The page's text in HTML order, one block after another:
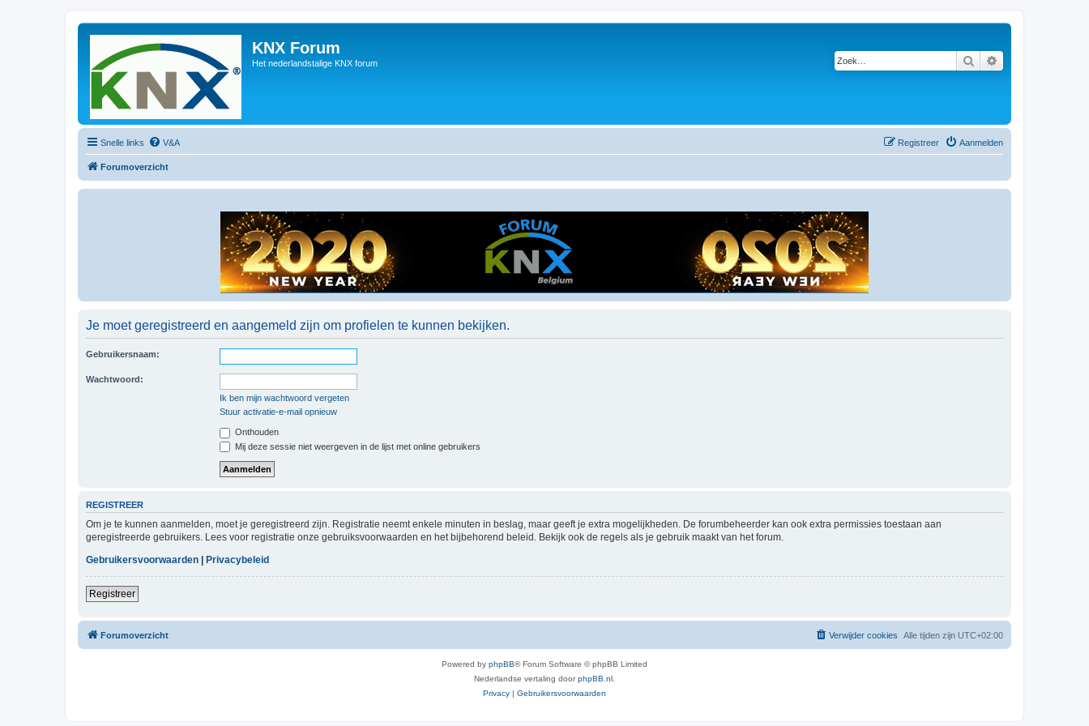
KNX Forum
Het nederlandstalige KNX forum Zoek
Snelle links V&A Aanmelden
Registreer
Forumoverzicht
Je moet geregistreerd en aangemeld zijn om profielen te kunnen bekijken.
Gebruikersnaam:
Wachtwoord:
Ik ben mijn wachtwoord vergeten
Stuur activatie-e-mail opnieuw
Onthouden
Mij deze sessie niet weergeven in de lijst met online gebruikers
REGISTREER
Om je te kunnen aanmelden, moet je geregistreerd zijn. Registratie neemt enkele minuten in beslag, maar geeft je extra mogelijkheden. De forumbeheerder kan ook extra permissies toestaan aan
geregistreerde gebruikers. Lees voor registratie onze gebruiksvoorwaarden en het bijbehorend beleid. Bekijk ook de regels als je gebruik maakt van het forum.
Gebruikersvoorwaarden | Privacybeleid
Registreer
Forumoverzicht Alle tijden zijn UTC+02:00
Verwijder cookies
Powered by phpBB® Forum Software © phpBB Limited
Nederlandse vertaling doorphpBB.nl
Privacy | Gebruikersvoorwaarden